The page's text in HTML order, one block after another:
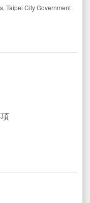
Taipei City Government